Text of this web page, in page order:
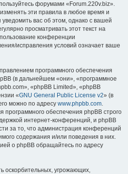
форумами «Forum.220v.biz».
эти правила в любое время и
вас об этом, однако с вашей
просматривать этот текст на
конференции
исправления условий означает ваше
программного обеспечения
(в дальнейшем «они», «программное
«phpBB Limited», «phpBB
«GNU General Public License v2» (в
можно по адресу www.phpbb.com.
программного обеспечения phpBB строго
интернет-конференций, и phpBB
за то, что администрация конференций
содержания и/или поведения в них.
о phpBB обращайтесь по адресу
оскорбительных, угрожающих,